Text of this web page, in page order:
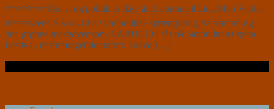
⭐⭐⭐⭐⭐⭐ Kunst og politik er ikke altid comme il faut. Men Verdis
mesterværk NABUCCO var politisk sprængfarlig fra start af, og
den grønne makeover som NABUCCO får på Savonlinna Opera
Festival, er fremragende udført. Bravo.[…]